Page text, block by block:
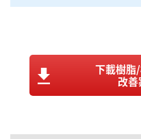
下載樹脂
改善